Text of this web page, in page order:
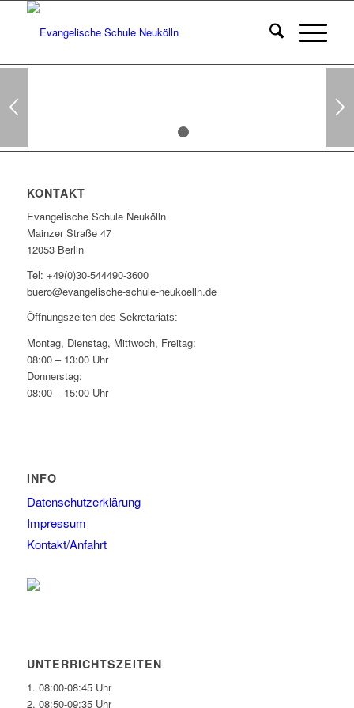
SCHULLEBEN
KONTAKT
Evangelische Schule Neukölln
Mainzer Straße 47
12053 Berlin
Tel: +49(0)30-544490-3600
buero@evangelische-schule-neukoelln.de
Öffnungszeiten des Sekretariats:
Montag, Dienstag, Mittwoch, Freitag:
08:00 – 13:00 Uhr
Donnerstag:
08:00 – 15:00 Uhr
INFO
Datenschutzerklärung
Impressum
Kontakt/Anfahrt
UNTERRICHTSZEITEN
1. 08:00-08:45 Uhr
2. 08:50-09:35 Uhr